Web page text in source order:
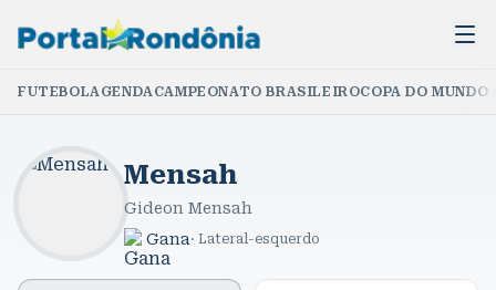
FUTEBOLAGENDACAMPEONATO BRASILEIROCOPA DO
Mensah
Gideon Mensah
Gana · Lateral-esquerdo